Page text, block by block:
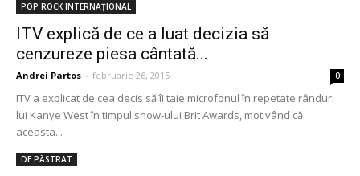
POP ROCK INTERNAȚIONAL
ITV explică de ce a luat decizia să
cenzureze piesa cântată...
Andrei Partos - februarie 26, 2015 0
ITV a explicat de cea decis să îi taie microfonul în repetate rânduri
lui Kanye West în timpul show-ului Brit Awards, motivând că
aceasta...
DE PĂSTRAT